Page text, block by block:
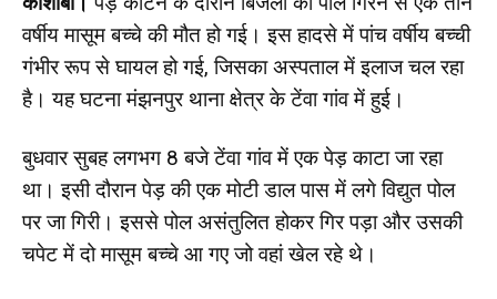
वर्षीय मासूम बच्चे की मौत हो गई। इस हादसे में पांच वर्षीय बच्ची
गंभीर रूप से घायल हो गई, जिसका अस्पताल में इलाज चल रहा
है। यह घटना मंझनपुर थाना क्षेत्र के टेंवा गांव में हुई।
बुधवार सुबह लगभग 8 बजे टेंवा गांव में एक पेड़ काटा जा रहा
था। इसी दौरान पेड़ की एक मोटी डाल पास में लगे विद्युत पोल
पर जा गिरी। इससे पोल असंतुलित होकर गिर पड़ा और उसकी
चपेट में दो मासूम बच्चे आ गए जो वहां खेल रहे थे।